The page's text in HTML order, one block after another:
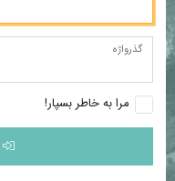
گذرواژه
مرا به خاطر بسپار!